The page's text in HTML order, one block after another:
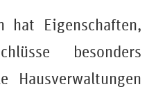
hat Eigenschaften,
besonders
Hausverwaltungen